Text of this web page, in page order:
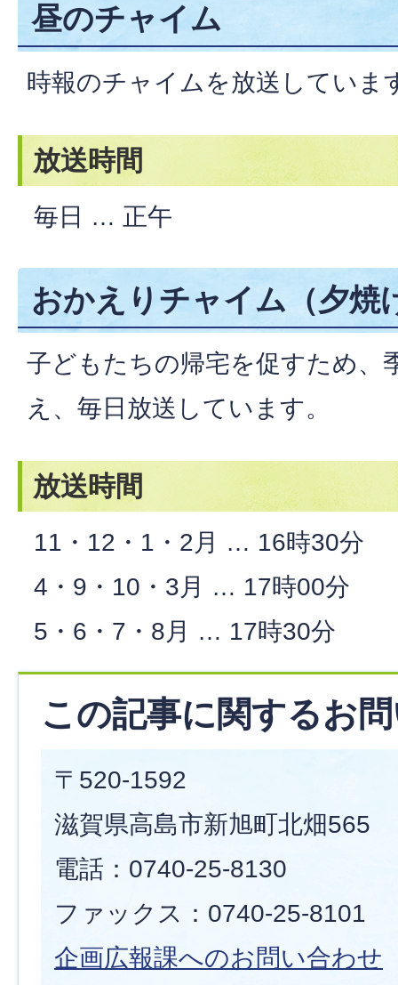
昼のチャイム
時報のチャイムを放送していま
放送時間
毎日 … 正午
おかえりチャイム（夕焼
子どもたちの帰宅を促すため、
え、毎日放送しています。
放送時間
11・12・1・2月 … 16時30分
4・9・10・3月 … 17時00分
5・6・7・8月 … 17時30分
この記事に関するお
〒520-1592
滋賀県高島市新旭町北畑565
電話：0740-25-8130
ファックス：0740-25-8101
企画広報課へのお問い合わせ